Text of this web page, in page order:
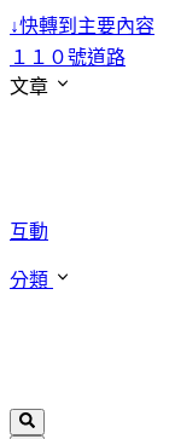
↓快轉到主要內容
１１０號道路
文章
互動
分類